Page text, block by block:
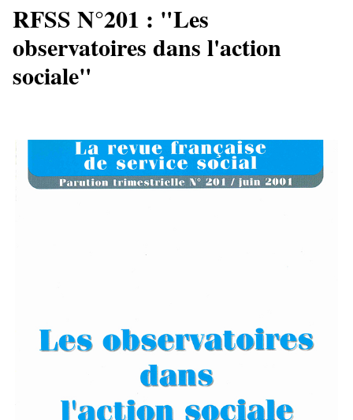
RFSS N°201 : "Les
observatoires dans l'action
sociale"